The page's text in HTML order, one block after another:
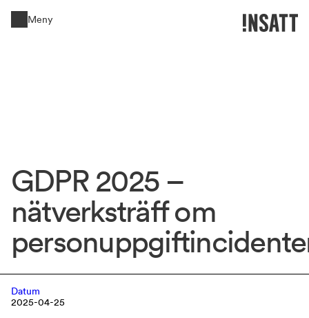
Meny Stäng
GDPR 2025 –
nätverksträff om
Datum
2025-04-25